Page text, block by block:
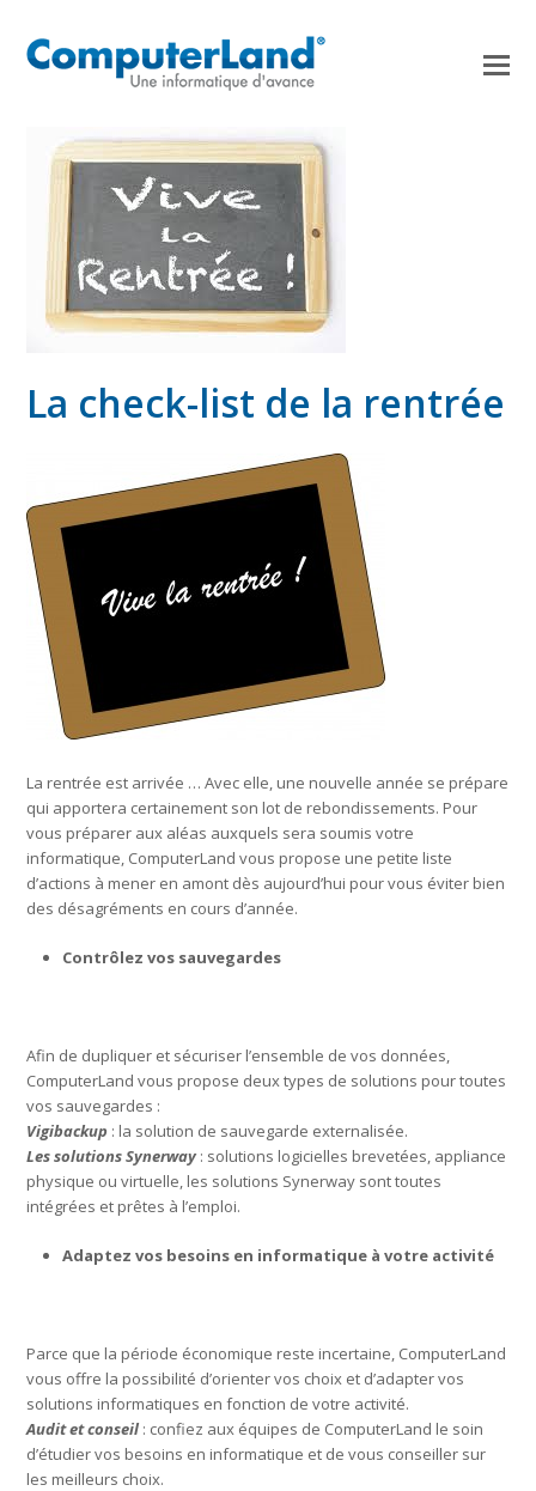
La check-list de la rentrée
La rentrée est arrivée … Avec elle, une nouvelle année se prépare
qui apportera certainement son lot de rebondissements. Pour
vous préparer aux aléas auxquels sera soumis votre
informatique, ComputerLand vous propose une petite liste
d’actions à mener en amont dès aujourd’hui pour vous éviter bien
des désagréments en cours d’année.
Contrôlez vos sauvegardes
Afin de dupliquer et sécuriser l’ensemble de vos données,
ComputerLand vous propose deux types de solutions pour toutes
vos sauvegardes :
Vigibackup : la solution de sauvegarde externalisée.
Les solutions Synerway: solutions logicielles brevetées, appliance
physique ou virtuelle, les solutions Synerway sont toutes
intégrées et prêtes à l’emploi.
Adaptez vos besoins en informatique à votre activité
Parce que la période économique reste incertaine, ComputerLand
vous offre la possibilité d’orienter vos choix et d’adapter vos
solutions informatiques en fonction de votre activité.
Audit et conseil : confiez aux équipes de ComputerLand le soin
d’étudier vos besoins en informatique et de vous conseiller sur
les meilleurs choix.